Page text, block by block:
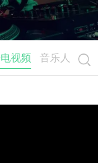
视频 音乐人